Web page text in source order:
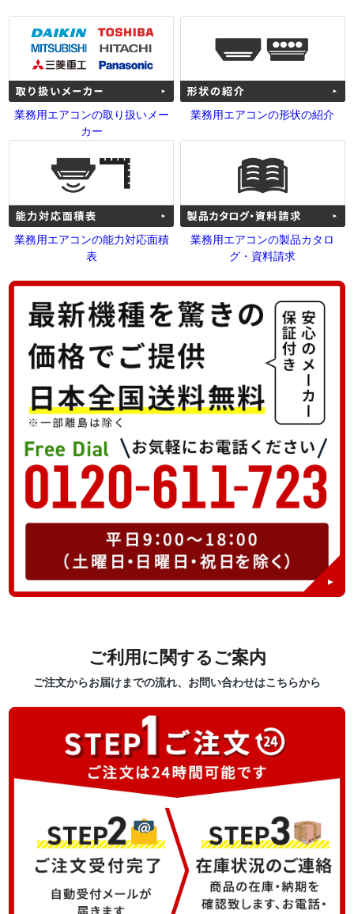
業務用エアコンの取り扱いメー
カー
業務用エアコンの形状の紹介
業務用エアコンの能力対応面積
表
業務用エアコンの製品カタロ
グ・資料請求
ご利用に関するご案内
ご注文からお届けまでの流れ、お問い合わせはこちらから